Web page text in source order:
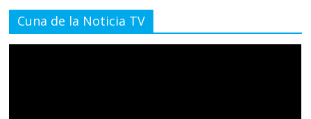
Cuna de la Noticia TV